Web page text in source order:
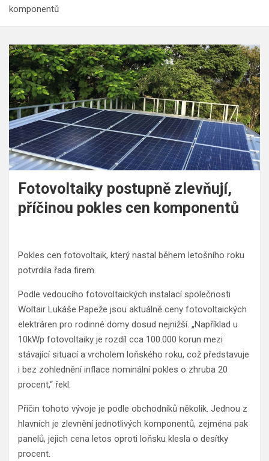
komponentů
Fotovoltaiky postupně zlevňují,
příčinou pokles cen komponentů
Pokles cen fotovoltaik, který nastal během letošního roku
potvrdila řada firem.
Podle vedoucího fotovoltaických instalací společnosti
Woltair Lukáše Papeže jsou aktuálně ceny fotovoltaických
elektráren pro rodinné domy dosud nejnižší. „Například u
10kWp fotovoltaiky je rozdíl cca 100.000 korun mezi
stávající situací a vrcholem loňského roku, což představuje
i bez zohlednění inflace nominální pokles o zhruba 20
procent,“ řekl.
Příčin tohoto vývoje je podle obchodníků několik. Jednou z
hlavních je zlevnění jednotlivých komponentů, zejména pak
panelů, jejich cena letos oproti loňsku klesla o desítky
procent.